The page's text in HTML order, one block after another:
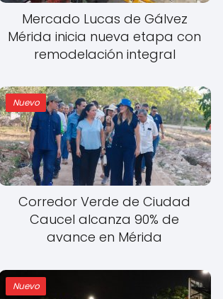
Mercado Lucas de Gálvez
Mérida inicia nueva etapa con
remodelación integral
Nuevo
Corredor Verde de Ciudad
Caucel alcanza 90% de
avance en Mérida
Nuevo